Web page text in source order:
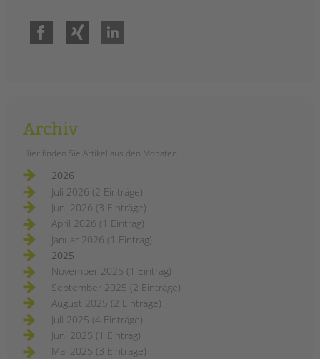
Facebook
Archiv
Hier finden Sie Artikel aus den Monaten
2026
Juli 2026 (2 Einträge)
Juni 2026 (3 Einträge)
April 2026 (1 Eintrag)
Januar 2026 (1 Eintrag)
2025
November 2025 (1 Eintrag)
September 2025 (2 Einträge)
August 2025 (2 Einträge)
Juli 2025 (4 Einträge)
Juni 2025 (1 Eintrag)
Mai 2025 (3 Einträge)